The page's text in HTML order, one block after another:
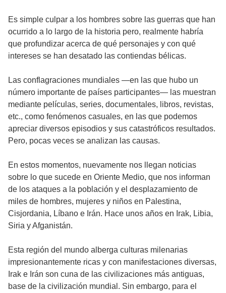
Es simple culpar a los hombres sobre las guerras que han
ocurrido a lo largo de la historia pero, realmente habría
que profundizar acerca de qué personajes y con qué
intereses se han desatado las contiendas bélicas.
Las conflagraciones mundiales —en las que hubo un
número importante de países participantes— las muestran
mediante películas, series, documentales, libros, revistas,
etc., como fenómenos casuales, en las que podemos
apreciar diversos episodios y sus catastróficos resultados.
Pero, pocas veces se analizan las causas.
En estos momentos, nuevamente nos llegan noticias
sobre lo que sucede en Oriente Medio, que nos informan
de los ataques a la población y el desplazamiento de
miles de hombres, mujeres y niños en Palestina,
Cisjordania, Líbano e Irán. Hace unos años en Irak, Libia,
Siria y Afganistán.
Esta región del mundo alberga culturas milenarias
impresionantemente ricas y con manifestaciones diversas,
Irak e Irán son cuna de las civilizaciones más antiguas,
base de la civilización mundial. Sin embargo, para el